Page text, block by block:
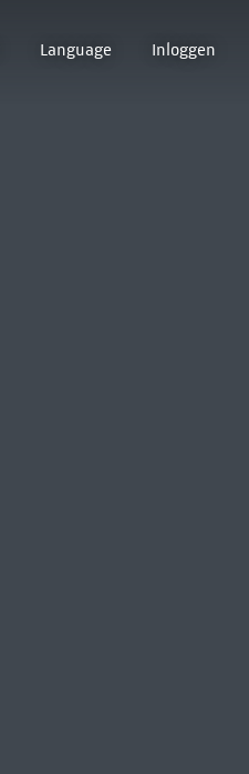
Language Inloggen